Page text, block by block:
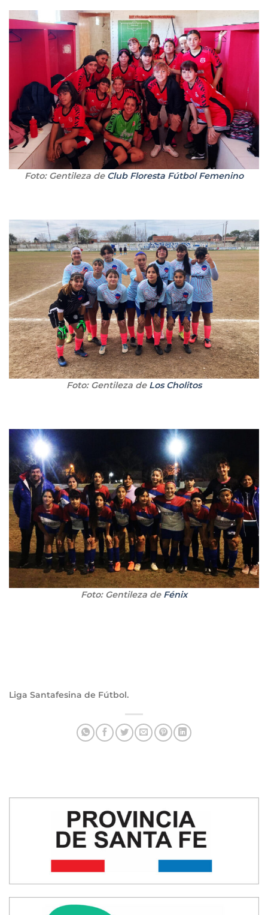
Foto: Gentileza de Club Floresta Fútbol Femenino
Foto: Gentileza de Los Cholitos
Foto: Gentileza de Fénix
Liga Santafesina de Fútbol.